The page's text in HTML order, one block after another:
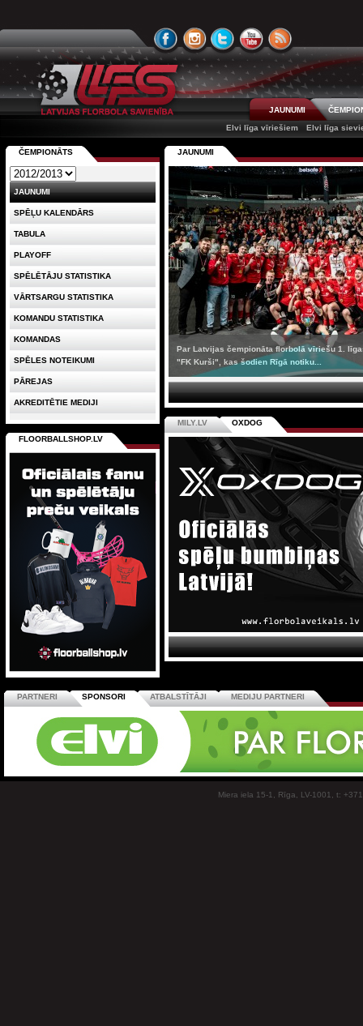
JAUNUMI
Elvi līga vīriešiem
Elvi līga
JAUNUMI
Par Latvijas čempionāta florbolā vīriešu 1.
"FK Kurši", kas šodien Rīgā notiku...
MILY.LV OXDOG
ČEMPIONĀTS
JAUNUMI
SPĒĻU KALENDĀRS
TABULA
PLAYOFF
SPĒLĒTĀJU STATISTIKA
VĀRTSARGU STATISTIKA
KOMANDU STATISTIKA
KOMANDAS
SPĒLES NOTEIKUMI
PĀREJAS
AKREDITĒTIE MEDIJI
FLOORBALLSHOP.LV
PARTNERI SPONSORI ATBALSTĪTĀJI MEDIJU PARTNERI
Miera iela 15-1, Rīga, LV-1001, t: